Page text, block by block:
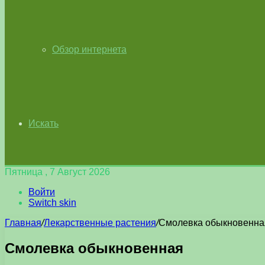
Обзор интернета
Искать
Пятница , 7 Август 2026
Войти
Switch skin
Главная/Лекарственные растения/Смолевка
Смолевка обыкновенная